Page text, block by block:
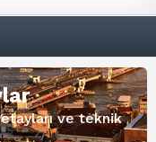
ve teknik